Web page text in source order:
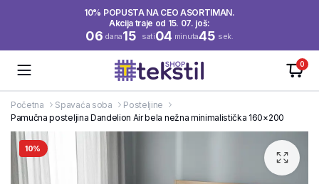
10% POPUSTA NA CEO ASORTIMAN.
Akcija traje od 15. 07. još:
06 dana15 sati04 minuta45 sek.
0
Početna Spavaća soba
Posteljine
Pamučna posteljina Dandelion Air bela nežna minimalistička 160×200
10%